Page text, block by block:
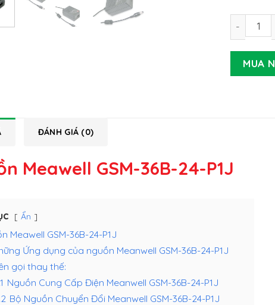
Nguồn
MUA
ĐÁNH GIÁ (0)
Meawell GSM-36B-24-P1J
Ẩn
Meawell GSM-36B-24-P1J
Ứng dụng của nguồn Meanwell GSM-36B-24-P1J
gọi thay thế:
Nguồn Cung Cấp Điện Meanwell GSM-36B-24-P1J
Bộ Nguồn Chuyển Đổi Meanwell GSM-36B-24-P1J